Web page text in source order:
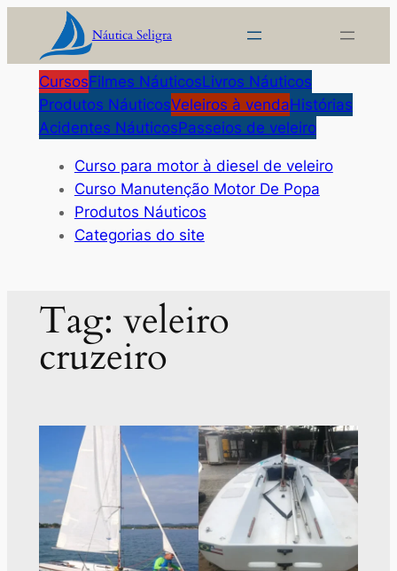
o
conteúdo
Náutica Seligra
CursosFilmes NáuticosLivros Náuticos
Produtos NáuticosVeleiros à vendaHistórias
Acidentes NáuticosPasseios de veleiro
Curso para motor à diesel de veleiro
Curso Manutenção Motor De Popa
Produtos Náuticos
Categorias do site
Tag: veleiro
cruzeiro